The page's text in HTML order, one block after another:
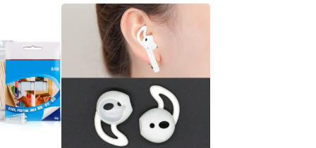
produktet
har
flere
varianter.
Alternativene
kan
velges
på